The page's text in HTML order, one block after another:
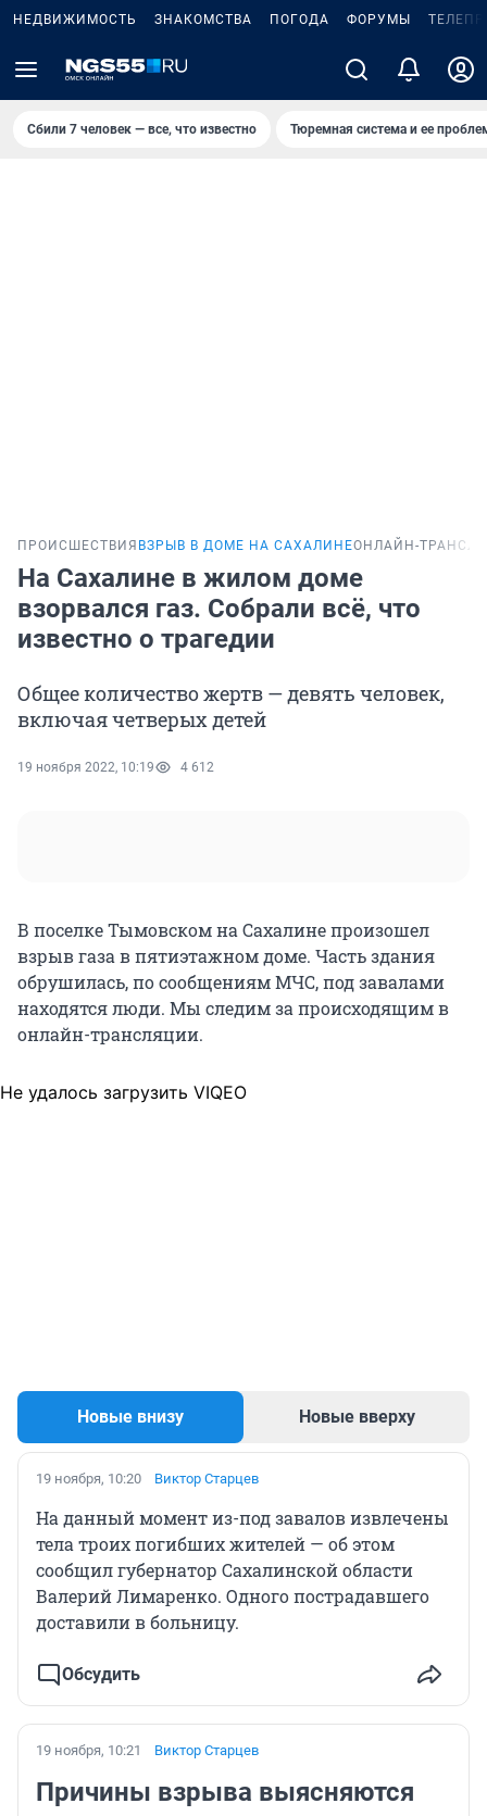
НЕДВИЖИМОСТЬ ЗНАКОМСТВА ПОГОДА ФОРУМЫ
Сбили 7 человек — все, что известно Тюремная система и ее
ПРОИСШЕСТВИЯ ВЗРЫВ В ДОМЕ НА САХАЛИНЕОНЛАЙН-
На Сахалине в жилом доме
взорвался газ. Собрали всё, что
известно о трагедии
Общее количество жертв — девять человек,
включая четверых детей
19 ноября 2022, 10:19 4 612
В поселке Тымовском на Сахалине произошел
взрыв газа в пятиэтажном доме. Часть здания
обрушилась, по сообщениям МЧС, под завалами
находятся люди. Мы следим за происходящим в
онлайн-трансляции.
Не удалось загрузить VIQEO
Новые внизу Новые вверху
19 ноября, 10:20 Виктор Старцев
На данный момент из-под завалов извлечены
тела троих погибших жителей — об этом
сообщил губернатор Сахалинской области
Валерий Лимаренко. Одного пострадавшего
доставили в больницу.
Обсудить
19 ноября, 10:21 Виктор Старцев
Причины взрыва выясняются